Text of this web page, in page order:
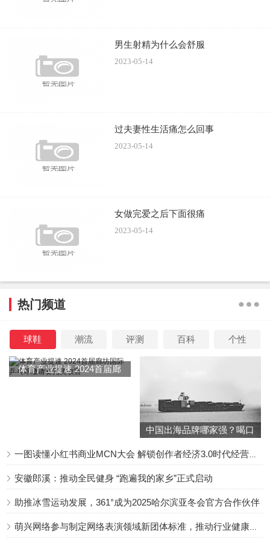
男生在谈恋爱的时候要记住，不仅是男人好面子，女人
了，女生也是会转头就走的。
6、经常秀秀恩爱
爱可以让别人知道你是名草有主，会让女人放心，另外朋友
聚会的时候，也可以多带女朋友去参加。
男生射精为什么会舒服
2023-05-14
过夫妻性生活痛怎么回事
2023-05-14
女做完爱之后下面很痛
2023-05-14
热门频道
球鞋 潮流 评测 百科 个性
体育产业提速 2024首届廊
中国出海品牌哪家强？喝口
安徽郎溪：推动全民健身 “跑遍我的家乡”正式启动
助推冰雪运动发展，361°成为2025哈尔滨亚冬会官方合作伙伴